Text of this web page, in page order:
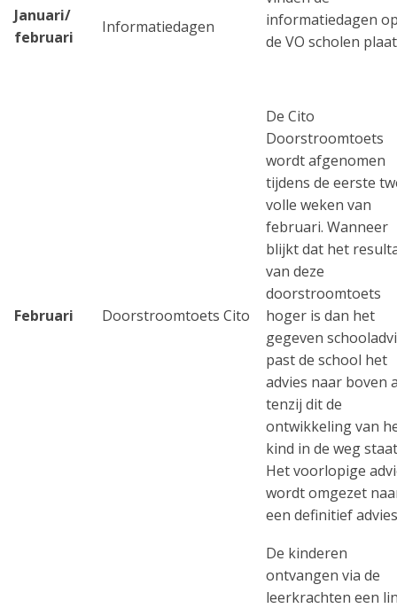
Januari/
februari
Informatiedagen
informatiedagen
de VO scholen
Februari Doorstroomtoets Cito
De Cito
Doorstroomtoets
wordt afgenomen
tijdens de eerste
volle weken van
februari. Wanneer
blijkt dat het
van deze
doorstroomtoets
hoger is dan het
gegeven
past de school het
advies naar boven
tenzij dit de
ontwikkeling van
kind in de weg
Het voorlopige
wordt omgezet
een definitief
De kinderen
ontvangen via de
leerkrachten een